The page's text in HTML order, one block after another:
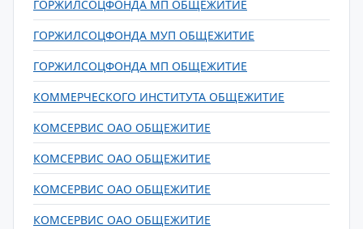
ГОРЖИЛСОЦФОНДА МП ОБЩЕЖИТИЕ
ГОРЖИЛСОЦФОНДА МУП ОБЩЕЖИТИЕ
ГОРЖИЛСОЦФОНДА МП ОБЩЕЖИТИЕ
КОММЕРЧЕСКОГО ИНСТИТУТА ОБЩЕЖИТИЕ
КОМСЕРВИС ОАО ОБЩЕЖИТИЕ
КОМСЕРВИС ОАО ОБЩЕЖИТИЕ
КОМСЕРВИС ОАО ОБЩЕЖИТИЕ
КОМСЕРВИС ОАО ОБЩЕЖИТИЕ